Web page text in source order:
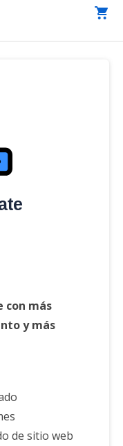
de Marketing
con más
y más
de sitio web